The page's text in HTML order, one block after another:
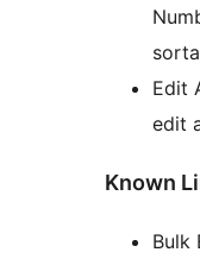
Edit
edit
Known
Bulk